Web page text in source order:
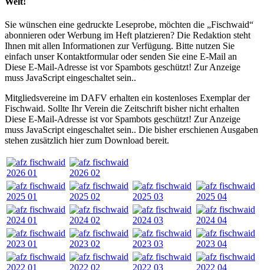
Sie wünschen eine gedruckte Leseprobe, möchten die „Fischwaid“
abonnieren oder Werbung im Heft platzieren? Die Redaktion steht
Ihnen mit allen Informationen zur Verfügung. Bitte nutzen Sie
einfach unser Kontaktformular oder senden Sie eine E-Mail an
Diese E-Mail-Adresse ist vor Spambots geschützt! Zur Anzeige
muss JavaScript eingeschaltet sein..
Mitgliedsvereine im DAFV erhalten ein kostenloses Exemplar der
Fischwaid. Sollte Ihr Verein die Zeitschrift bisher nicht erhalten
Diese E-Mail-Adresse ist vor Spambots geschützt! Zur Anzeige
muss JavaScript eingeschaltet sein.. Die bisher erschienen Ausgaben
stehen zusätzlich hier zum Download bereit.